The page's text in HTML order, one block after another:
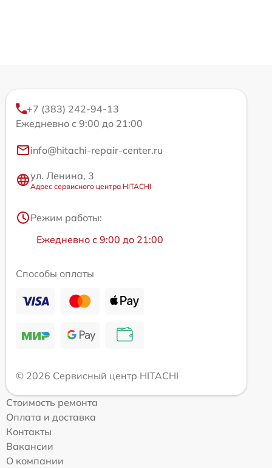
+7 (383) 242-94-13
Ежедневно с 9:00 до 21:00
info@hitachi-repair-center.ru
ул. Ленина, 3
Адрес сервисного центра HITACHI
Режим работы:
Ежедневно с 9:00 до 21:00
Способы оплаты
© 2026 Сервисный центр HITACHI
Стоимость ремонта
Оплата и доставка
Контакты
Вакансии
О компании